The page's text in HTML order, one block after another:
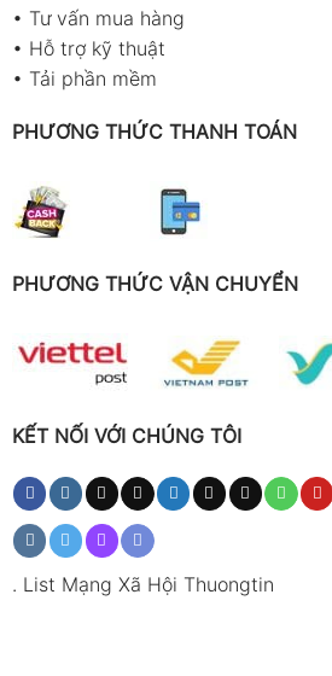
• Tư vấn mua hàng
• Hỗ trợ kỹ thuật
• Tải phần mềm
PHƯƠNG THỨC THANH TOÁN
PHƯƠNG THỨC VẬN CHUYỂN
KẾT NỐI VỚI CHÚNG TÔI
. List Mạng Xã Hội Thuongtin